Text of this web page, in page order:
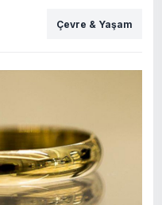
Çevre & Yaşam